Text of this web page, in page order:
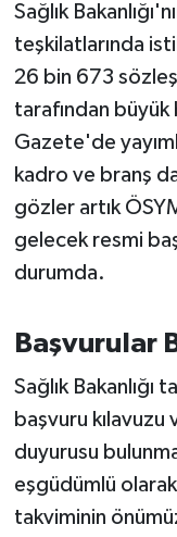
Sağlık
teşkilatlarında
26 bin 673
tarafından
Gazete'de
kadro ve branş
gözler artık
gelecek resmi
durumda.
Başvurular
Sağlık Bakanlığı
başvuru
duyurusu
eşgüdümlü
takviminin
KENT
Kepsut
KÜLTÜR-
MAGAZİN
MANŞET
OLAY
OTOMOTİV
SAĞLIK